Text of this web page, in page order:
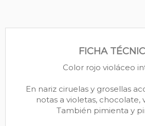
FICHA
Color rojo violáceo
En nariz ciruelas y grosellas
notas a violetas, chocolate,
También pimienta y